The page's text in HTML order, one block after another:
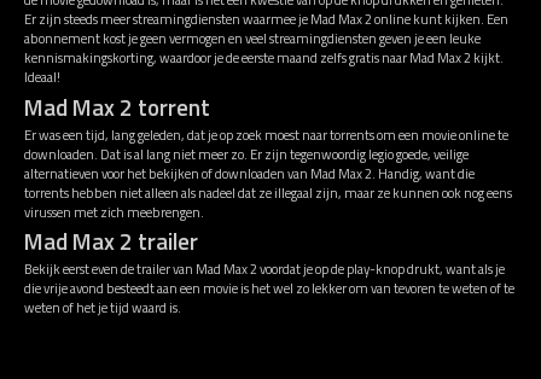
Er zijn steeds meer streamingdiensten waarmee je Mad Max 2 online kunt kijken. Een
abonnement kost je geen vermogen en veel streamingdiensten geven je een leuke
kennismakingskorting, waardoor je de eerste maand zelfs gratis naar Mad Max 2 kijkt.
Ideaal!
Mad Max 2 torrent
Er was een tijd, lang geleden, dat je op zoek moest naar torrents om een movie online te
downloaden. Dat is al lang niet meer zo. Er zijn tegenwoordig legio goede, veilige
alternatieven voor het bekijken of downloaden van Mad Max 2. Handig, want die
torrents hebben niet alleen als nadeel dat ze illegaal zijn, maar ze kunnen ook nog eens
virussen met zich meebrengen.
Mad Max 2 trailer
Bekijk eerst even de trailer van Mad Max 2 voordat je op de play-knop drukt, want als je
die vrije avond besteedt aan een movie is het wel zo lekker om van tevoren te weten of te
weten of het je tijd waard is.